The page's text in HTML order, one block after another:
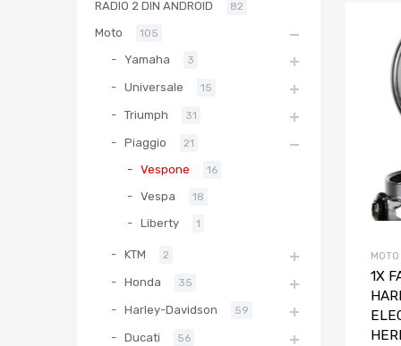
MOTO
1X
RADIO 2 DIN ANDROID 82
Moto 105
Yamaha 3
Universale 15
Triumph 31
Piaggio 21
Vespone 16
Vespa 18
Liberty 1
KTM 2
Honda 35
Harley-Davidson 59
Ducati 56